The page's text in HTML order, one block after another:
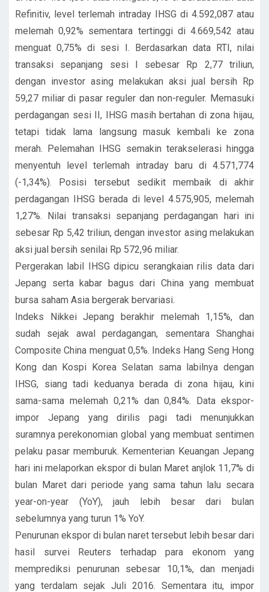
Refinitiv, level terlemah intraday IHSG di 4.592,087 atau
melemah 0,92% sementara tertinggi di 4.669,542 atau
menguat 0,75% di sesi I. Berdasarkan data RTI, nilai
transaksi sepanjang sesi I sebesar Rp 2,77 triliun,
dengan investor asing melakukan aksi jual bersih Rp
59,27 miliar di pasar reguler dan non-reguler. Memasuki
perdagangan sesi II, IHSG masih bertahan di zona hijau,
tetapi tidak lama langsung masuk kembali ke zona
merah. Pelemahan IHSG semakin terakselerasi hingga
menyentuh level terlemah intraday baru di 4.571,774
(-1,34%). Posisi tersebut sedikit membaik di akhir
perdagangan IHSG berada di level 4.575,905, melemah
1,27%. Nilai transaksi sepanjang perdagangan hari ini
sebesar Rp 5,42 triliun, dengan investor asing melakukan
aksi jual bersih senilai Rp 572,96 miliar.
Pergerakan labil IHSG dipicu serangkaian rilis data dari
Jepang serta kabar bagus dari China yang membuat
bursa saham Asia bergerak bervariasi.
Indeks Nikkei Jepang berakhir melemah 1,15%, dan
sudah sejak awal perdagangan, sementara Shanghai
Composite China menguat 0,5%. Indeks Hang Seng Hong
Kong dan Kospi Korea Selatan sama labilnya dengan
IHSG, siang tadi keduanya berada di zona hijau, kini
sama-sama melemah 0,21% dan 0,84%. Data ekspor-
impor Jepang yang dirilis pagi tadi menunjukkan
suramnya perekonomian global yang membuat sentimen
pelaku pasar memburuk. Kementerian Keuangan Jepang
hari ini melaporkan ekspor di bulan Maret anjlok 11,7% di
bulan Maret dari periode yang sama tahun lalu secara
year-on-year (YoY), jauh lebih besar dari bulan
sebelumnya yang turun 1% YoY.
Penurunan ekspor di bulan naret tersebut lebih besar dari
hasil survei Reuters terhadap para ekonom yang
memprediksi penurunan sebesar 10,1%, dan menjadi
yang terdalam sejak Juli 2016. Sementara itu, impor